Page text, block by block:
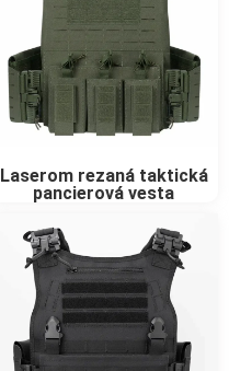
Laserom rezaná taktická
pancierová vesta